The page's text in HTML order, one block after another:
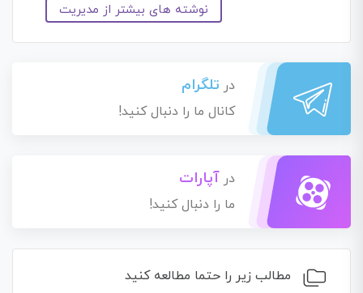
نوشته های بیشتر از مدیریت
در تلگرام
کانال ما را دنبال کنید!
در آپارات
ما را دنبال کنید!
مطالب زیر را حتما مطالعه کنید